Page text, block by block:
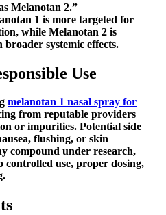
Melanotan 2.”
1 is more targeted for
while Melanotan 2 is
broader systemic effects.
Use
melanotan 1 nasal spray for
from reputable providers
or impurities. Potential side
flushing, or skin
compound under research,
controlled use, proper dosing,